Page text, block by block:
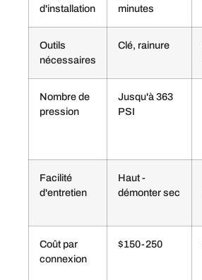
d'installation
minutes
Outils
nécessaires
Clé, rainure
Nombre de
pression
Jusqu'à 363
PSI
Facilité
d'entretien
Haut -
démonter sec
Coût par
connexion
$150-250